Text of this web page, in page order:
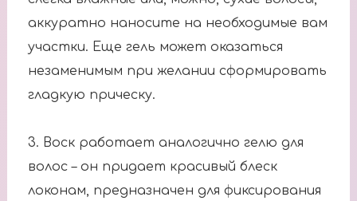
аккуратно наносите на необходимые вам
участки. Еще гель может оказаться
незаменимым при желании сформировать
гладкую прическу.
3. Воск работает аналогично гелю для
волос – он придает красивый блеск
локонам, предназначен для фиксирования